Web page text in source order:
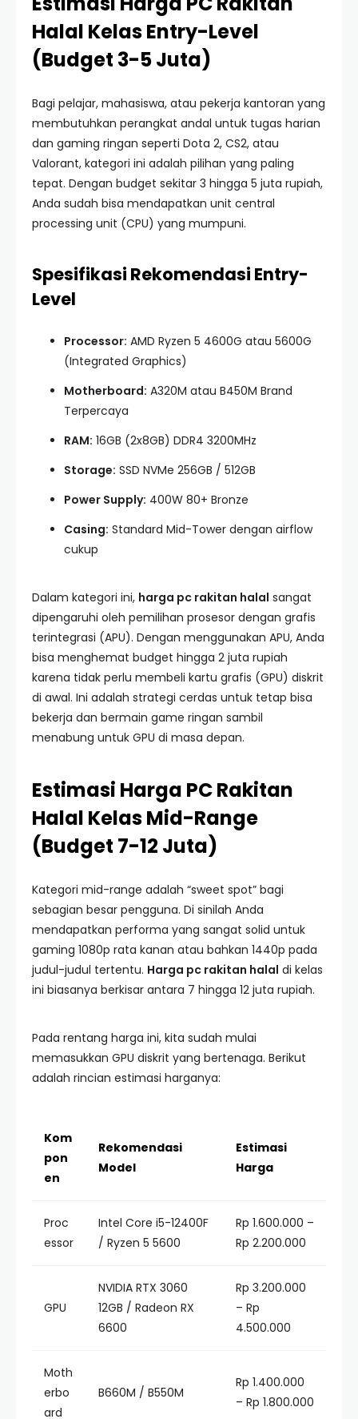
Halal Kelas Entry-Level
(Budget 3-5 Juta)
Bagi pelajar, mahasiswa, atau pekerja kantoran yang
membutuhkan perangkat andal untuk tugas harian
dan gaming ringan seperti Dota 2, CS2, atau
Valorant, kategori ini adalah pilihan yang paling
tepat. Dengan budget sekitar 3 hingga 5 juta rupiah,
Anda sudah bisa mendapatkan unit central
processing unit (CPU) yang mumpuni.
Spesifikasi Rekomendasi Entry-
Level
Processor: AMD Ryzen 5 4600G atau 5600G
(Integrated Graphics)
Motherboard: A320M atau B450M Brand
Terpercaya
RAM: 16GB (2x8GB) DDR4 3200MHz
Storage: SSD NVMe 256GB / 512GB
Power Supply: 400W 80+ Bronze
Casing: Standard Mid-Tower dengan airflow
cukup
Dalam kategori ini, harga pc rakitan halal sangat
dipengaruhi oleh pemilihan prosesor dengan grafis
terintegrasi (APU). Dengan menggunakan APU, Anda
bisa menghemat budget hingga 2 juta rupiah
karena tidak perlu membeli kartu grafis (GPU) diskrit
di awal. Ini adalah strategi cerdas untuk tetap bisa
bekerja dan bermain game ringan sambil
menabung untuk GPU di masa depan.
Estimasi Harga PC Rakitan
Halal Kelas Mid-Range
(Budget 7-12 Juta)
Kategori mid-range adalah “sweet spot” bagi
sebagian besar pengguna. Di sinilah Anda
mendapatkan performa yang sangat solid untuk
gaming 1080p rata kanan atau bahkan 1440p pada
judul-judul tertentu. Harga pc rakitan halal di kelas
ini biasanya berkisar antara 7 hingga 12 juta rupiah.
Pada rentang harga ini, kita sudah mulai
memasukkan GPU diskrit yang bertenaga. Berikut
adalah rincian estimasi harganya:
Kom
pon
en
Rekomendasi
Model
Estimasi
Harga
Proc
essor
Intel Core i5-12400F
/ Ryzen 5 5600
Rp 1.600.000 –
Rp 2.200.000
GPU
NVIDIA RTX 3060
12GB / Radeon RX
6600
Rp 3.200.000
– Rp
4.500.000
Moth
erbo
ard
B660M / B550M
Rp 1.400.000
– Rp 1.800.000